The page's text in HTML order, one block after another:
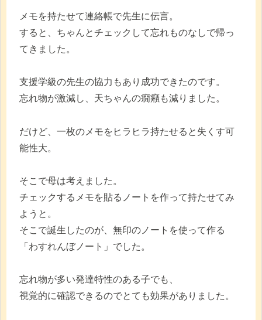
メモを持たせて連絡帳で先生に伝言。
すると、ちゃんとチェックして忘れものなしで帰っ
てきました。
支援学級の先生の協力もあり成功できたのです。
忘れ物が激減し、天ちゃんの癇癪も減りました。
だけど、一枚のメモをヒラヒラ持たせると失くす可
能性大。
そこで母は考えました。
チェックするメモを貼るノートを作って持たせてみ
ようと。
そこで誕生したのが、無印のノートを使って作る
「わすれんぼノート」でした。
忘れ物が多い発達特性のある子でも、
視覚的に確認できるのでとても効果がありました。